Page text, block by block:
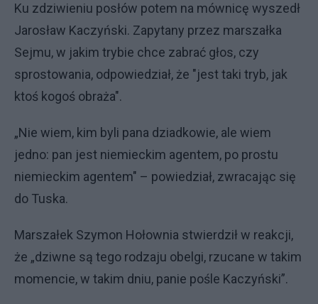
Ku zdziwieniu posłów potem na mównicę wyszedł
Jarosław Kaczyński. Zapytany przez marszałka
Sejmu, w jakim trybie chce zabrać głos, czy
sprostowania, odpowiedział, że "jest taki tryb, jak
ktoś kogoś obraża".
„Nie wiem, kim byli pana dziadkowie, ale wiem
jedno: pan jest niemieckim agentem, po prostu
niemieckim agentem" – powiedział, zwracając się
do Tuska.
Marszałek Szymon Hołownia stwierdził w reakcji,
że „dziwne są tego rodzaju obelgi, rzucane w takim
momencie, w takim dniu, panie pośle Kaczyński”.